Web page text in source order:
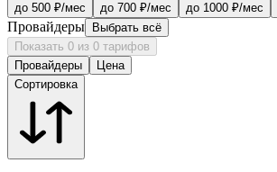
до 500 ₽/мес до 700 ₽/мес до 1000 ₽/мес
Провайдеры
Выбрать всё
Показать 0 из 0 тарифов
Провайдеры
Цена
Сортировка